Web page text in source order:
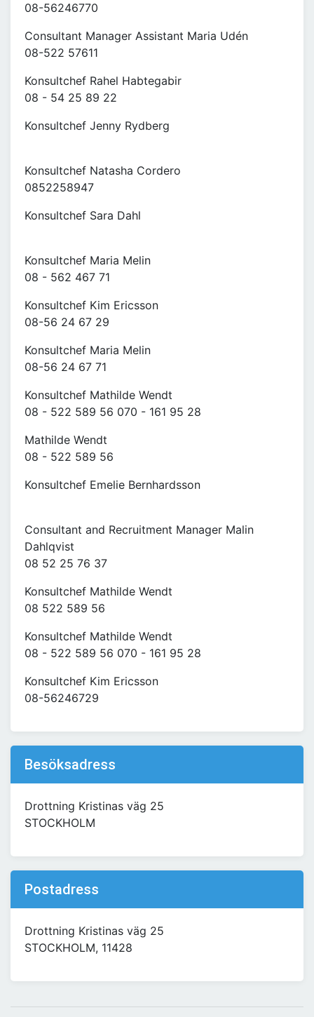
08-56246770
Consultant Manager Assistant Maria Udén
08-522 57611
Konsultchef Rahel Habtegabir
08 - 54 25 89 22
Konsultchef Jenny Rydberg
Konsultchef Natasha Cordero
0852258947
Konsultchef Sara Dahl
Konsultchef Maria Melin
08 - 562 467 71
Konsultchef Kim Ericsson
08-56 24 67 29
Konsultchef Maria Melin
08-56 24 67 71
Konsultchef Mathilde Wendt
08 - 522 589 56 070 - 161 95 28
Mathilde Wendt
08 - 522 589 56
Konsultchef Emelie Bernhardsson
Consultant and Recruitment Manager Malin
Dahlqvist
08 52 25 76 37
Konsultchef Mathilde Wendt
08 522 589 56
Konsultchef Mathilde Wendt
08 - 522 589 56 070 - 161 95 28
Konsultchef Kim Ericsson
08-56246729
Besöksadress
Drottning Kristinas väg 25
STOCKHOLM
Postadress
Drottning Kristinas väg 25
STOCKHOLM, 11428